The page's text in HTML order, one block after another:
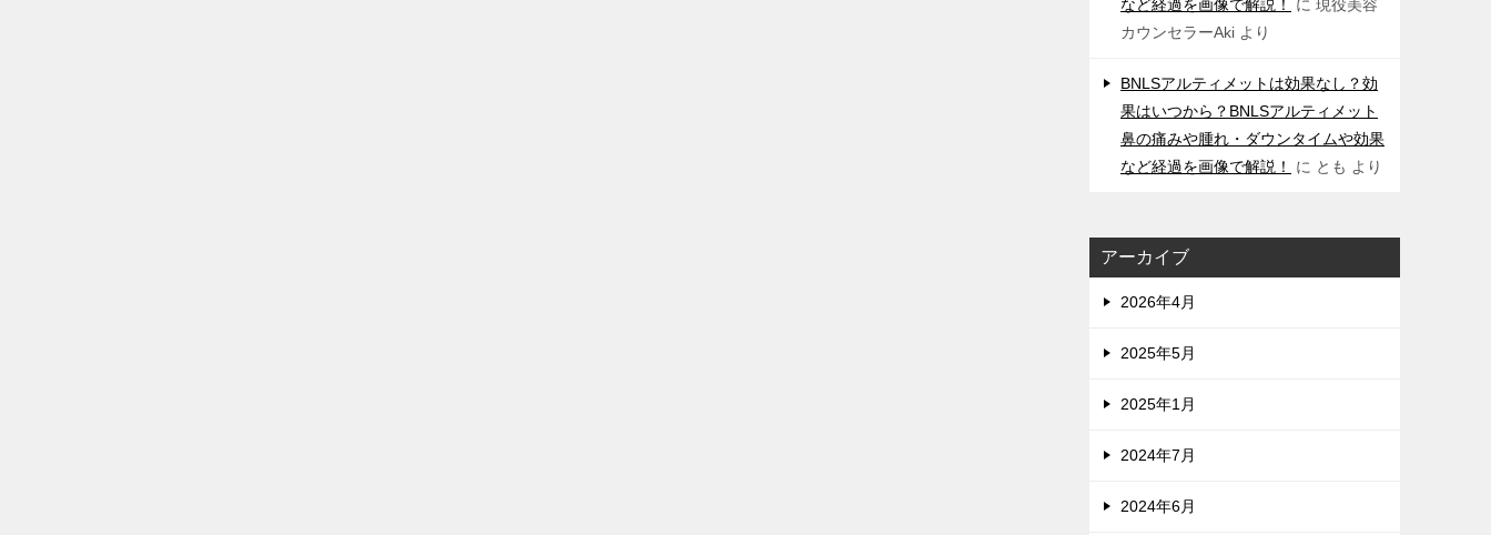
など経過を画像で解説！
に 現役美容
カウンセラーAki より
BNLSアルティメットは効果なし？効
果はいつから？BNLSアルティメット
鼻の痛みや腫れ・ダウンタイムや効果
など経過を画像で解説！
に とも より
アーカイブ
2026年4月
2025年5月
2025年1月
2024年7月
2024年6月